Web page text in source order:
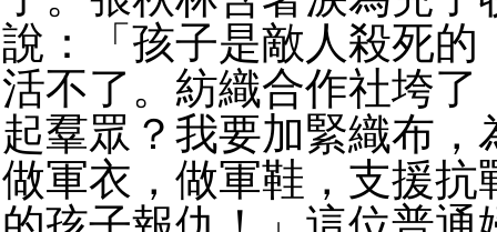
說：「孩子是敵人殺死的
活不了。紡織合作社垮了
起羣眾？我要加緊織布，
做軍衣，做軍鞋，支援抗